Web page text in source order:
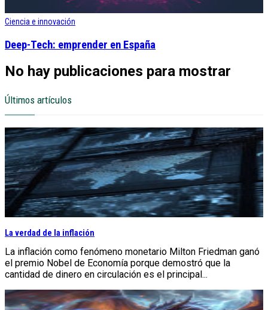
Ciencia e innovación
Deep-Tech: emprender en España
No hay publicaciones para mostrar
Últimos artículos
La verdad de la inflación
La inflación como fenómeno monetario Milton Friedman ganó
el premio Nobel de Economía porque demostró que la
cantidad de dinero en circulación es el principal...